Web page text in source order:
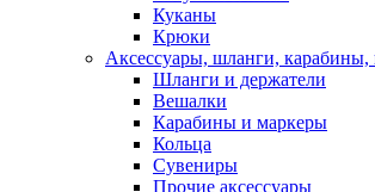
Куканы
Крюки
Аксессуары, шланги, карабины,
Шланги и держатели
Вешалки
Карабины и маркеры
Кольца
Сувениры
Прочие аксессуары